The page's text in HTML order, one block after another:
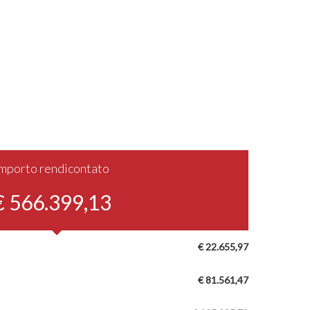
rendicontato
566.399,13
€ 22.655,97
€ 81.561,47